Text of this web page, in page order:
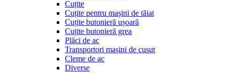
Cuțite
Cuțite pentru mașini de tăiat
Cuțite butonieră ușoară
Cuțite butonieră grea
Plăci de ac
Transportori mașini de cusut
Cleme de ac
Diverse